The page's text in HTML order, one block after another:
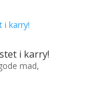
i karry!
mad,